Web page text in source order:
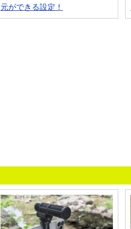
元ができる設定！